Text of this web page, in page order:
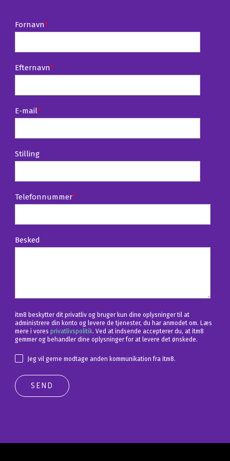
Fornavn*
Efternavn*
E-mail*
Stilling
Telefonnummer*
Besked
itm8 beskytter dit privatliv og bruger kun dine oplysninger til at
administrere din konto og levere de tjenester, du har anmodet om. Læs
mere i vores privatlivspolitik. Ved at indsende accepterer du, at itm8
gemmer og behandler dine oplysninger for at levere det ønskede.
Jeg vil gerne modtage anden kommunikation fra itm8.